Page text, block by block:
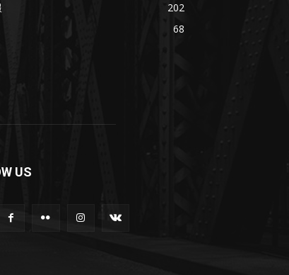
202
68
US